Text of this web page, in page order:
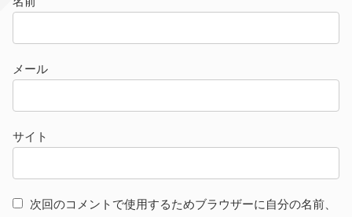
メール
サイト
次回のコメントで使用するためブラウザーに自分の名前、